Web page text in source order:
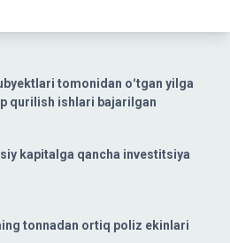
tomonidan oʻtgan yilga
qurilish ishlari bajarilgan
kapitalga qancha investitsiya
tonnadan ortiq poliz ekinlari